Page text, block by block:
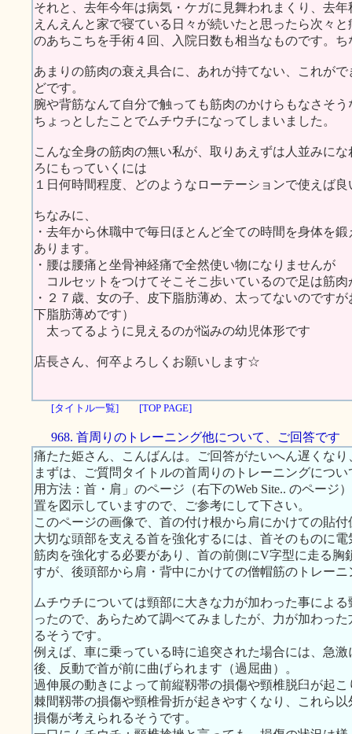
それと、去年今年は病気・ケガに見舞われまくり、去
えんえんと家で寝ている日々が続いたと思ったら次々
のあちこちを手術４回、入院日数も相当なものです。
あまりの筋肉の衰え具合に、あれが持てない、これが
どです。
腕や背筋なんて自分で触っても筋肉のかけらもなさそ
ちょっとしたことでムチウチになってしまいました。
こんな全身の筋肉の無い私が、取りあえずは人並みに
ろにもっていくには
１日何時間程度、どのようなローテーションで使えば
ちなみに、
・去年から休職中で毎日ほとんど全ての時間を身体を
あります。
・腰は腰痛と坐骨神経痛で全然使い物になりませんが
コルセットをつけてそこそこ歩いているので足は筋
・２７歳、女の子、皮下脂肪薄め、太ってないのです
下脂肪薄めです）
太ってるように見えるのが悩みの幼児体形です
店長さん、何卒よろしくお願いします☆
[タイトル一覧] [TOP PAGE]
968. 首周りのトレーニング他について、ご回答です
痛たた姫さん、こんばんは。ご回答がたいへん遅くな
まずは、ご質問タイトルの首周りのトレーニングにつ
用方法：首・肩」のページ（右下のWeb Site.. のページ
置を図示していますので、ご参考にして下さい。
このページの画像で、首の付け根から肩にかけての貼
大切な頭部を支える首を強化するには、首そのものに
筋肉を強化する必要があり、首の前側にV字型に走る
すが、後頭部から肩・背中にかけての僧帽筋のトレー
ムチウチについては頸部に大きな力が加わった事によ
ったので、あらためて調べてみましたが、力が加わっ
るそうです。
例えば、車に乗っている時に追突された場合には、急
後、反動で首が前に曲げられます（過屈曲）。
過伸展の動きによって前縦靱帯の損傷や頸椎脱臼が起
棘間靱帯の損傷や頸椎骨折が起きやすくなり、これら
損傷が考えられるそうです。